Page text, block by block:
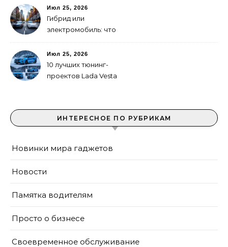
Июл 25, 2026
Гибрид или
электромобиль: что
Июл 25, 2026
10 лучших тюнинг-
проектов Lada Vesta
ИНТЕРЕСНОЕ ПО РУБРИКАМ
Новинки мира гаджетов
Новости
Памятка водителям
Просто о бизнесе
Своевременное обслуживание